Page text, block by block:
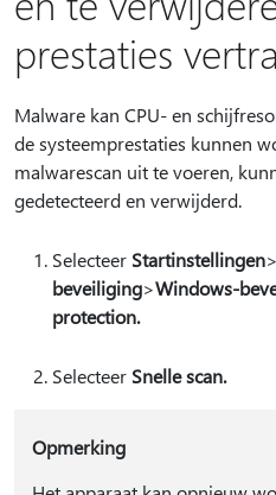
prestaties
Malware kan CPU- en
de systeemprestaties kunnen
malwarescan uit te voeren,
gedetecteerd en verwijderd.
Selecteer Startinstellingen>
beveiliging>Windows-
protection.
Selecteer Snelle scan.
Opmerking